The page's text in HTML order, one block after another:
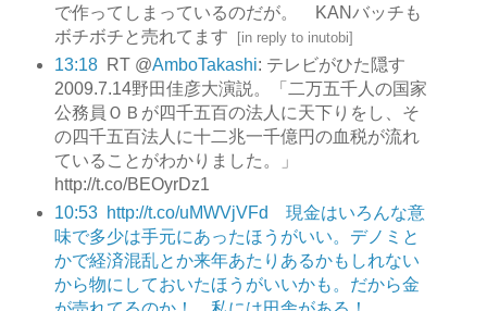
で作ってしまっているのだが。 KANバッチも
ボチボチと売れてます [in reply to inutobi]
13:18 RT @AmboTakashi: テレビがひた隠す
2009.7.14野田佳彦大演説。「二万五千人の国家
公務員ＯＢが四千五百の法人に天下りをし、そ
の四千五百法人に十二兆一千億円の血税が流れ
ていることがわかりました。」
http://t.co/BEOyrDz1
10:53
http://t.co/uMWVjVFd 現金はいろんな意
味で多少は手元にあったほうがいい。デノミと
かで経済混乱とか来年あたりあるかもしれない
から物にしておいたほうがいいかも。だから金